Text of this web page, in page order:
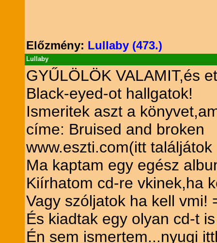
Előzmény: Lullaby (473.)
Lullaby
GYŰLÖLÖK VALAMIT,és
Black-eyed-ot hallgatok!
Ismeritek aszt a
címe: Bruised and broken
www.eszti.com(itt találjátok
Ma kaptam egy egész
Kiírhatom cd-re vkinek,ha
Vagy szóljatok ha kell vmi!
És kiadtak egy olyan cd-t
Én sem ismertem...nyugi